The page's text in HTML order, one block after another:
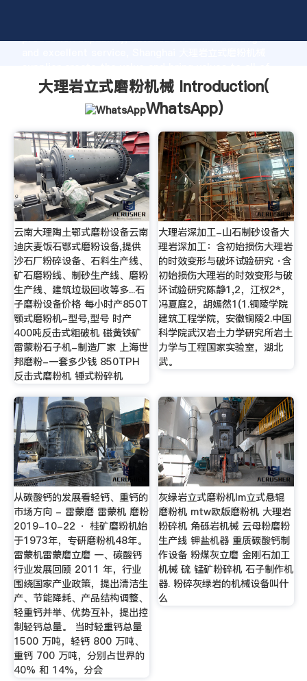
production capability, advanced research strength
customers.
大理岩立式磨粉机械 Introduction(
WhatsApp)
云南大理陶土鄂式磨粉设备云南
迪庆麦饭石鄂式磨粉设备,提供
沙石厂粉碎设备、石料生产线、
矿石磨粉线、制砂生产线、磨粉
生产线、建筑垃圾回收等多...石
子磨粉设备价格 每小时产850T
颚式磨粉机-型号,型号 时产
400吨反击式粗破机 磁黄铁矿
雷蒙粉石子机-制造厂家 上海世
邦磨粉-一套多少钱 850TPH
反击式磨粉机 锤式粉碎机
大理岩深加工-山石制砂设备大
理岩深加工：含初始损伤大理岩
的时效变形与破坏试验研究 ·含
初始损伤大理岩的时效变形与破
坏试验研究陈静1,2，江权2*，
冯夏庭2，胡嫣然1(1.铜陵学院
建筑工程学院，安徽铜陵2.中国
科学院武汉岩土力学研究所岩土
力学与工程国家实验室，湖北
武。
从碳酸钙的发展看轻钙、重钙的
市场方向 - 雷蒙磨 雷蒙机 磨粉
2019-10-22 · 桂矿磨粉机始
于1973年，专研磨粉机48年。
雷蒙机雷蒙磨立磨 一、碳酸钙
行业发展回顾 2011 年，行业
围绕国家产业政策，提出清洁生
产、节能降耗、产品结构调整、
轻重钙并举、优势互补，提出控
制轻钙总量。 当时轻重钙总量
1500 万吨，轻钙 800 万吨、
重钙 700 万吨，分别占世界的
40% 和 14%，分会
灰绿岩立式磨粉机lm立式悬辊
磨粉机 mtw欧版磨粉机 大理岩
粉碎机 角砾岩机械 云母粉磨粉
生产线 钾盐机器 重质碳酸钙制
作设备 粉煤灰立磨 金刚石加工
机械 硫 锰矿粉碎机 石子制作机
器. 粉碎灰绿岩的机械设备叫什
么